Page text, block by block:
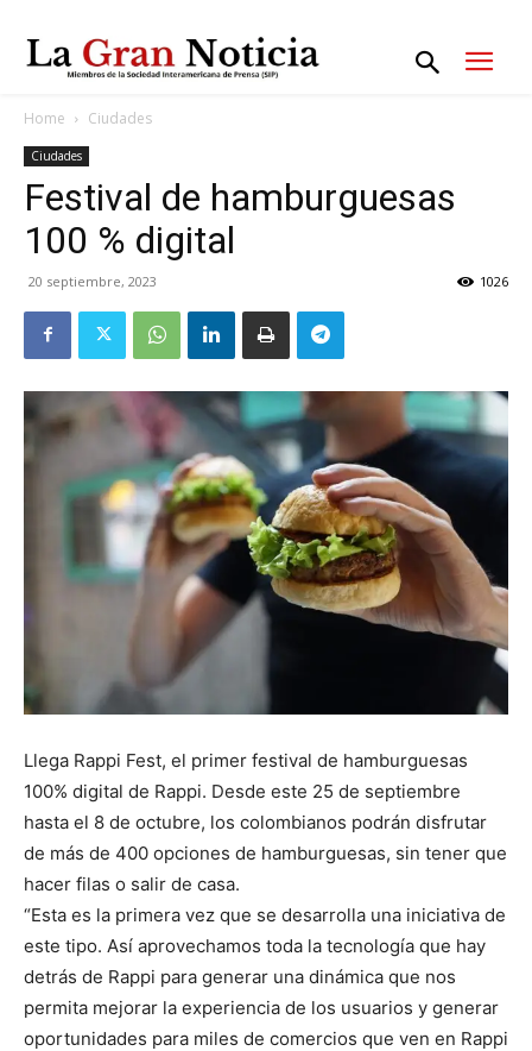
Home Ciudades
Ciudades
Festival de hamburguesas
100 % digital
20 septiembre, 2023 1026
Llega Rappi Fest, el primer festival de hamburguesas
100% digital de Rappi. Desde este 25 de septiembre
hasta el 8 de octubre, los colombianos podrán disfrutar
de más de 400 opciones de hamburguesas, sin tener que
hacer filas o salir de casa.
“Esta es la primera vez que se desarrolla una iniciativa de
este tipo. Así aprovechamos toda la tecnología que hay
detrás de Rappi para generar una dinámica que nos
permita mejorar la experiencia de los usuarios y generar
oportunidades para miles de comercios que ven en Rappi